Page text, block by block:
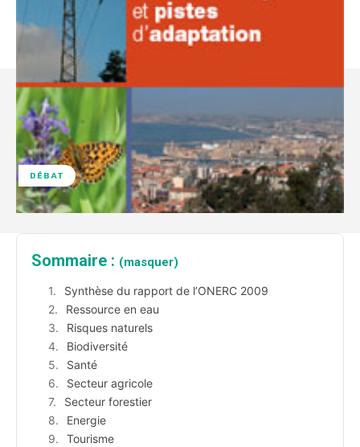
DÉBAT
Sommaire : (masquer)
Synthèse du rapport de l’ONERC 2009
Ressource en eau
Risques naturels
Biodiversité
Santé
Secteur agricole
Secteur forestier
Energie
Tourisme